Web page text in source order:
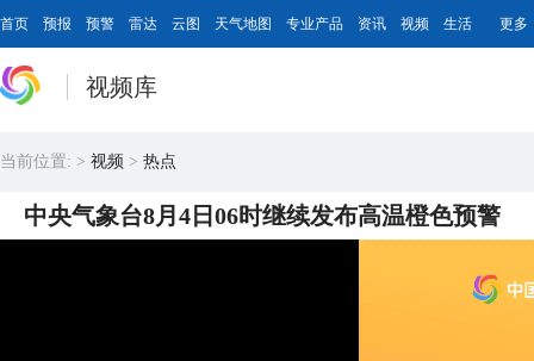
首页 预报 预警 雷达 云图 天气地图 专业产品 资讯 视频 生活 更多
视频库
当前位置: > 视频 > 热点
中央气象台8月4日06时继续发布高温橙色预警